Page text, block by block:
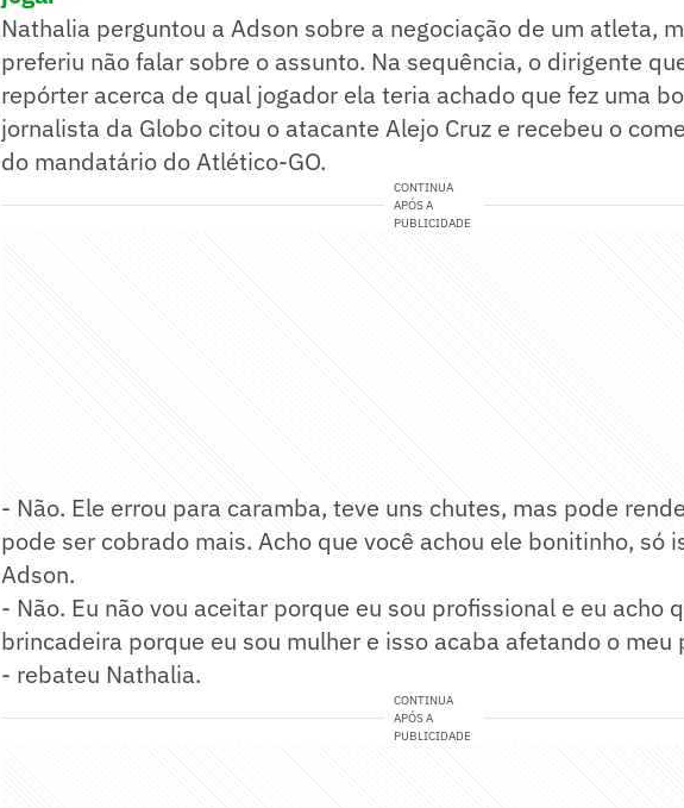
Nathalia perguntou a Adson sobre a negociação de um atleta,
preferiu não falar sobre o assunto. Na sequência, o dirigente
repórter acerca de qual jogador ela teria achado que fez uma
jornalista da Globo citou o atacante Alejo Cruz e recebeu o
do mandatário do Atlético-GO.
CONTINUA
APÓS A
PUBLICIDADE
- Não. Ele errou para caramba, teve uns chutes, mas pode
pode ser cobrado mais. Acho que você achou ele bonitinho, só
Adson.
- Não. Eu não vou aceitar porque eu sou profissional e eu acho
brincadeira porque eu sou mulher e isso acaba afetando o
- rebateu Nathalia.
CONTINUA
APÓS A
PUBLICIDADE